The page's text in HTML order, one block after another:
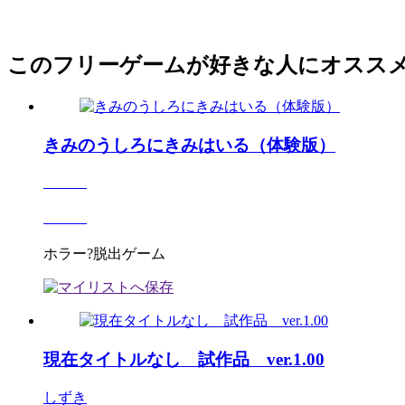
このフリーゲームが好きな人にオスス
きみのうしろにきみはいる（体験版）
ホラー?脱出ゲーム
現在タイトルなし 試作品 ver.1.00
しずき